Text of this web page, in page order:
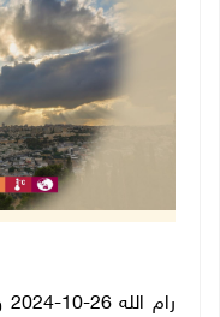
رام الله 26-10-2024 وفا- توقعت دائرة الأرصاد الجوية أن